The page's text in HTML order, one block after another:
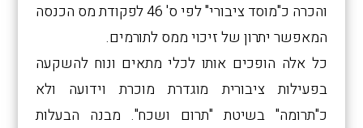
והכרה כ"מוסד ציבורי" לפי ס' 46 לפקודת מס הכנסה
המאפשר יתרון של זיכוי ממס לתורמים.
כל אלה הופכים אותו לכלי מתאים ונוח להשקעה
בפעילות ציבורית מוגדרת מוכרת וידועה ולא
כ"תרומה" בשיטת "תרום ושכח". מבנה הבעלות